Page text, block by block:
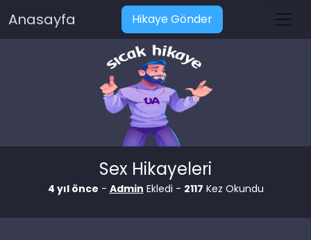
Anasayfa Hikaye Gönder
Sex Hikayeleri
4 yıl önce - Admin Ekledi - 2117 Kez Okundu